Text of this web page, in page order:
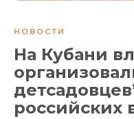
НОВОСТИ
На Кубани
российских